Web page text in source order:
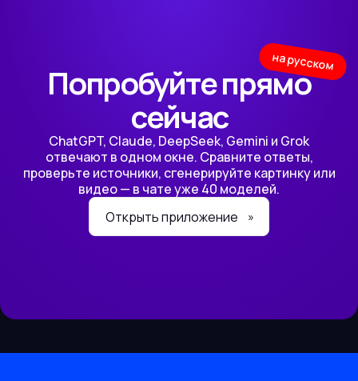
Попробуйте прямо
сейчас
на русском
ChatGPT, Claude, DeepSeek, Gemini и Grok
отвечают в одном окне. Сравните ответы,
проверьте источники, сгенерируйте картинку или
видео — в чате уже 40 моделей.
Открыть приложение
»